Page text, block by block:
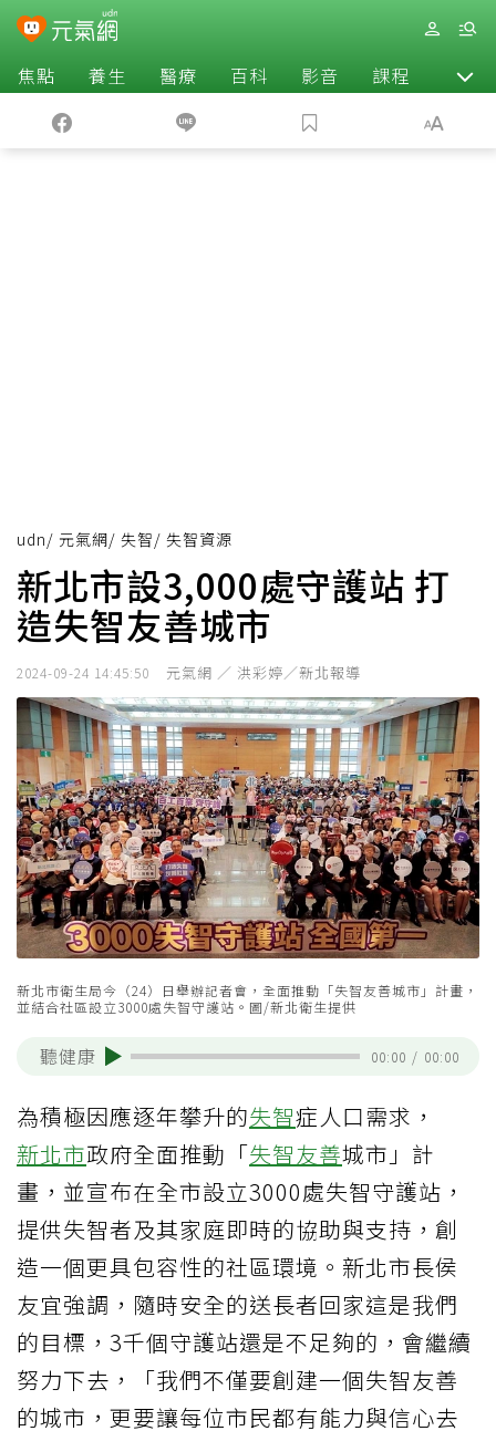
焦點 養生 醫療 百科 影音 課程 退休
udn/ 元氣網/ 失智/ 失智資源
新北市設3,000處守護站 打
造失智友善城市
2024-09-24 14:45:50 元氣網 ／ 洪彩婷／新北報導
新北市衛生局今（24）日舉辦記者會，全面推動「失智友善城市」計畫，
並結合社區設立3000處失智守護站。圖/新北衛生提供
聽健康 00:00 / 00:00
為積極因應逐年攀升的失智症人口需求，
新北市政府全面推動「失智友善城市」計
畫，並宣布在全市設立3000處失智守護站，
提供失智者及其家庭即時的協助與支持，創
造一個更具包容性的社區環境。新北市長侯
友宜強調，隨時安全的送長者回家這是我們
的目標，3千個守護站還是不足夠的，會繼續
努力下去，「我們不僅要創建一個失智友善
的城市，更要讓每位市民都有能力與信心去